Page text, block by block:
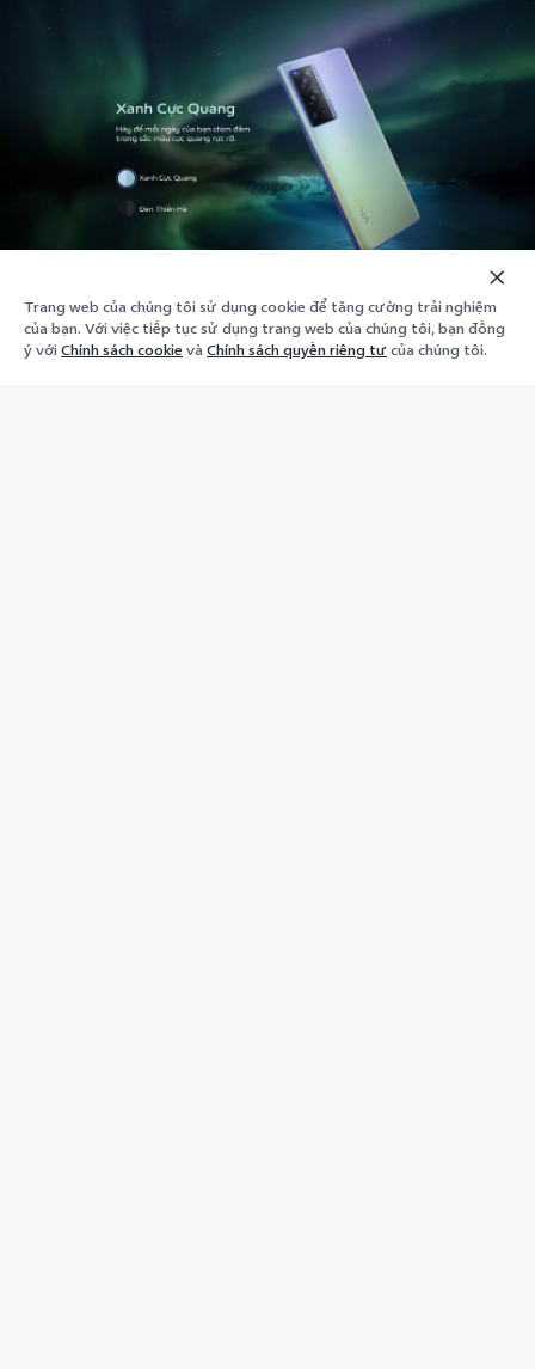
Kệ dưới vào
Trang web của chúng tôi sử dụng cookie để tăng cường trải nghiệm
của bạn. Với việc tiếp tục sử dụng trang web của chúng tôi, bạn đồng
ý với Chính sách cookievà Chính sách quyền riêng tưcủa chúng tôi.